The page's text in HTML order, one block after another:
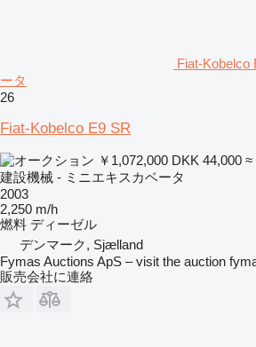
Fiat-Kobelco
ータ
26
Fiat-Kobelco E9 SR
￥1,072,000 DKK 44,000 ≈
建設機械 - ミニエキスカベータ
2003
2,250 m/h
燃料 ディーゼル
デンマーク, Sjælland
Fymas Auctions ApS – visit the auction
販売会社に連絡